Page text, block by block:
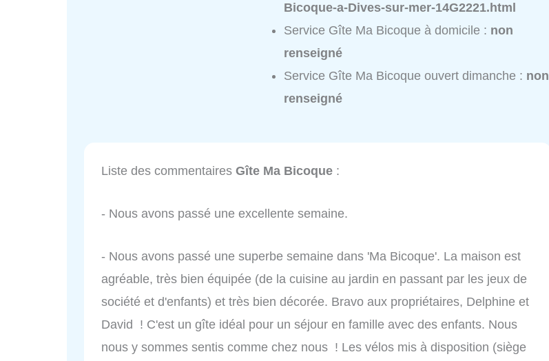
Bicoque-a-Dives-sur-mer-14G2221.html
Service Gîte Ma Bicoque à domicile : non
renseigné
Service Gîte Ma Bicoque ouvert dimanche : non
renseigné
Liste des commentaires Gîte Ma Bicoque :
- Nous avons passé une excellente semaine.
- Nous avons passé une superbe semaine dans 'Ma Bicoque'. La maison est
agréable, très bien équipée (de la cuisine au jardin en passant par les jeux de
société et d'enfants) et très bien décorée. Bravo aux propriétaires, Delphine et
David ! C'est un gîte idéal pour un séjour en famille avec des enfants. Nous
nous y sommes sentis comme chez nous ! Les vélos mis à disposition (siège